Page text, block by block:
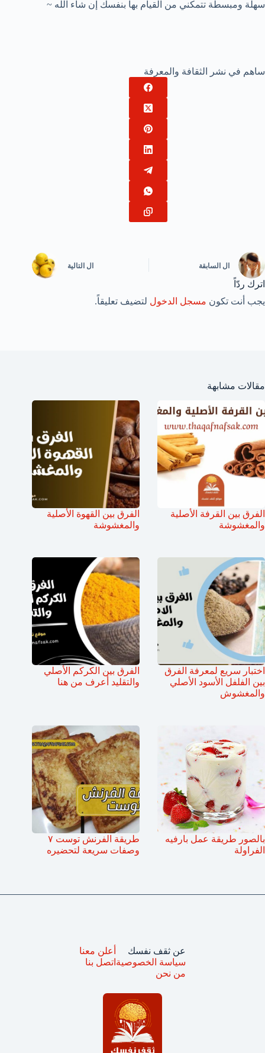
سهلة ومبسطة تتمكني من القيام بها بنفسك إن شاء الله ~
ساهم في نشر الثقافة والمعرفة
ال السابقة ال التالية
اترك ردّاً
يجب أنت تكون مسجل الدخول لتضيف تعليقاً.
مقالات مشابهة
الفرق بين القرفة الأصلية
والمغشوشة
الفرق بين القهوة الأصلية
والمغشوشة
اختبار سريع لمعرفة الفرق
بين الفلفل الأسود الأصلي
والمغشوش
الفرق بين الكركم الأصلي
والتقليد أعرف من هنا
بالصور طريقة عمل بارفيه
الفراولة
طريقة الفرنش توست ٧
وصفات سريعة لتحضيره
عن ثقف نفسك
سياسة الخصوصية
من نحن
أعلن معنا
اتصل بنا